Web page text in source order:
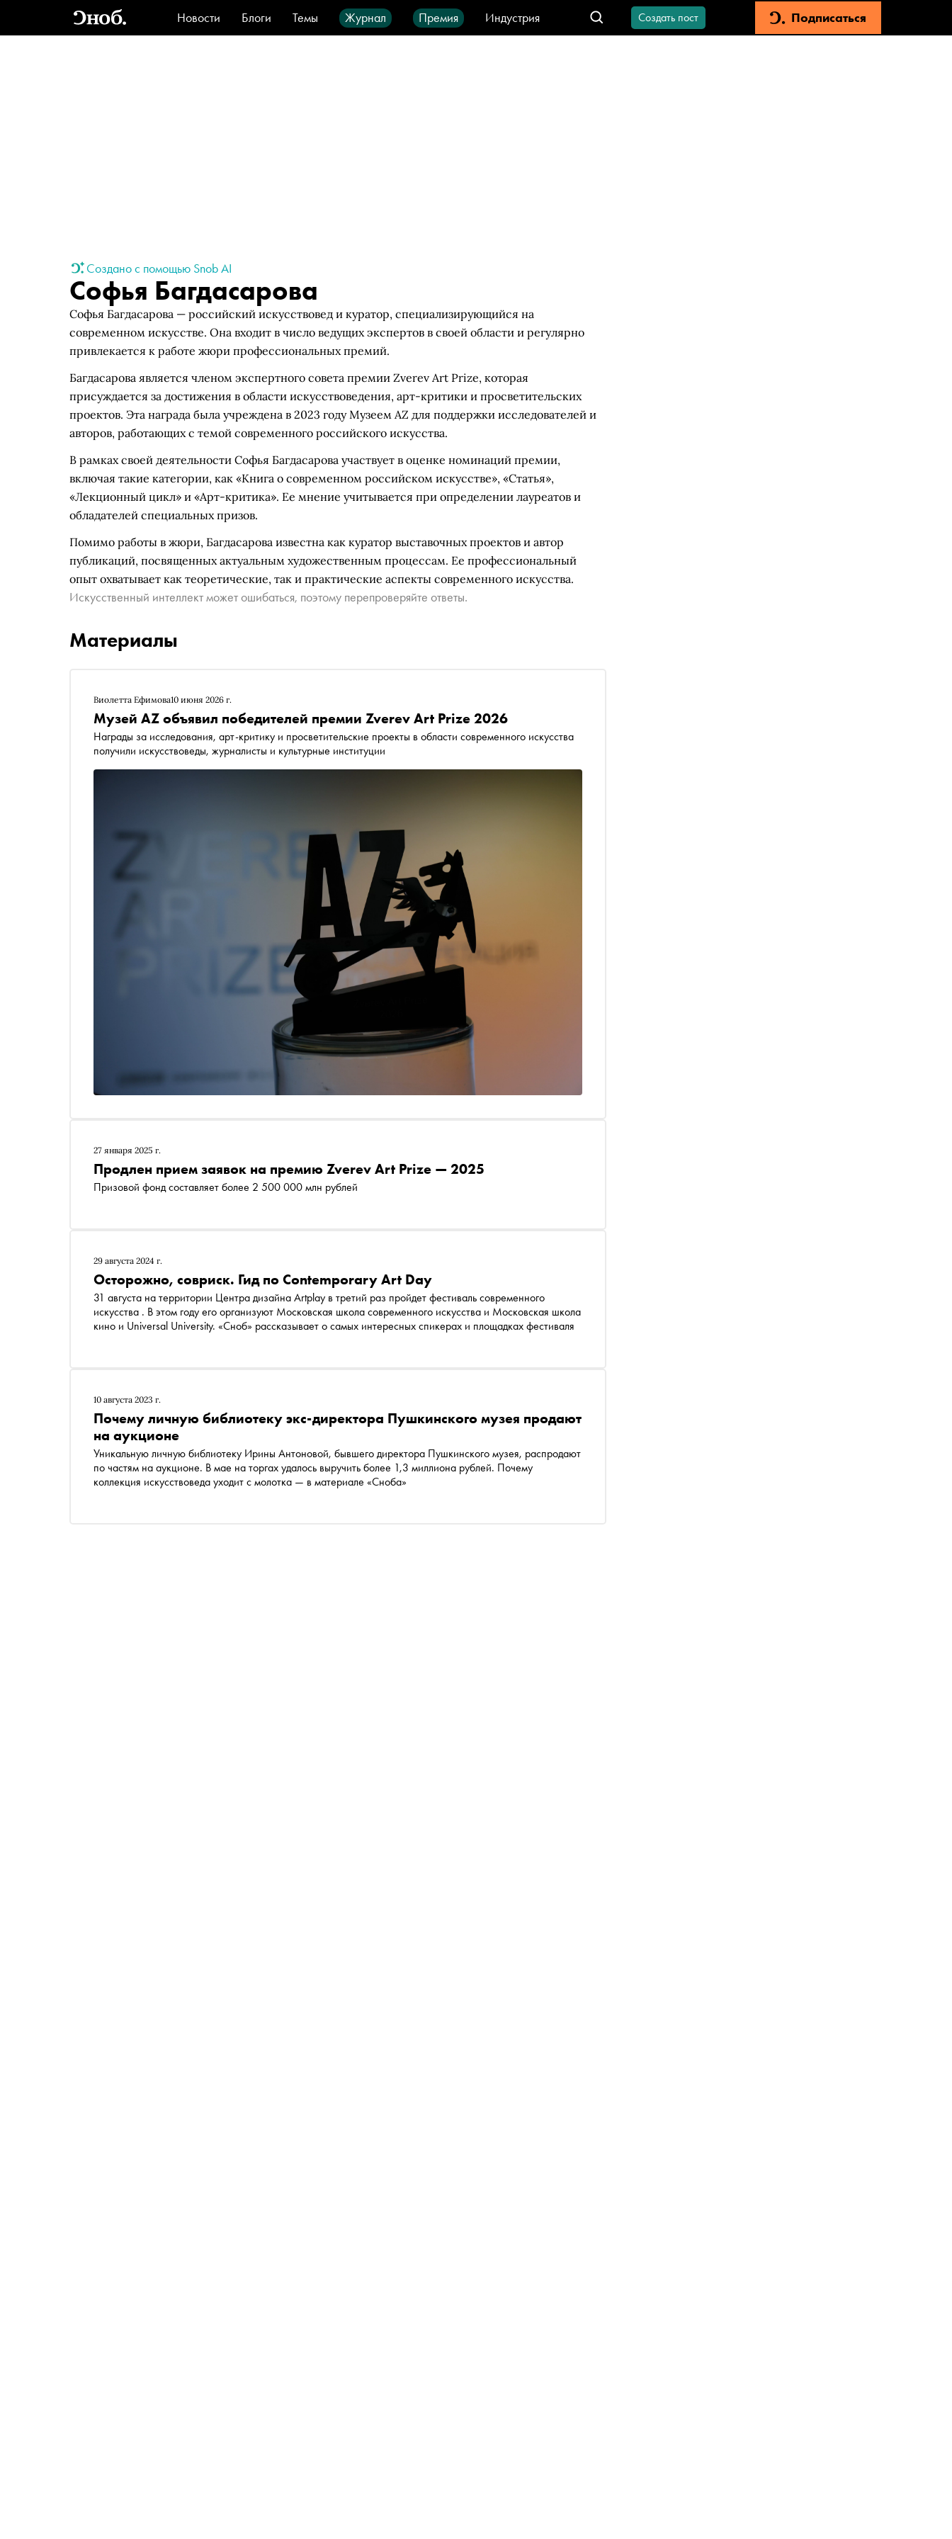
Новости Блоги Темы Журнал Премия
Индустрия
Стиль
Видео Город IT-продукты
Создать пост Подписаться
Создано с помощью Snob AI
Софья Багдасарова
Софья Багдасарова — российский искусствовед и куратор, специализирующийся на
современном искусстве. Она входит в число ведущих экспертов в своей области и регулярно
привлекается к работе жюри профессиональных премий.
Багдасарова является членом экспертного совета премии Zverev Art Prize, которая
присуждается за достижения в области искусствоведения, арт-критики и просветительских
проектов. Эта награда была учреждена в 2023 году Музеем AZ для поддержки исследователей и
авторов, работающих с темой современного российского искусства.
В рамках своей деятельности Софья Багдасарова участвует в оценке номинаций премии,
включая такие категории, как «Книга о современном российском искусстве», «Статья»,
«Лекционный цикл» и «Арт-критика». Ее мнение учитывается при определении лауреатов и
обладателей специальных призов.
Помимо работы в жюри, Багдасарова известна как куратор выставочных проектов и автор
публикаций, посвященных актуальным художественным процессам. Ее профессиональный
опыт охватывает как теоретические, так и практические аспекты современного искусства.
Искусственный интеллект может ошибаться, поэтому перепроверяйте ответы.
Материалы
Виолетта Ефимова10 июня 2026 г.
Музей AZ объявил победителей премии Zverev Art Prize 2026
Награды за исследования, арт-критику и просветительские проекты в области современного искусства
получили искусствоведы, журналисты и культурные институции
27 января 2025 г.
Продлен прием заявок на премию Zverev Art Prize — 2025
Призовой фонд составляет более 2 500 000 млн рублей
29 августа 2024 г.
Осторожно, совриск. Гид по Contemporary Art Day
31 августа на территории Центра дизайна Artplay в третий раз пройдет фестиваль современного
искусства . В этом году его организуют Московская школа современного искусства и Московская школа
кино и Universal University. «Сноб» рассказывает о самых интересных спикерах и площадках фестиваля
10 августа 2023 г.
Почему личную библиотеку экс-директора Пушкинского музея продают
на аукционе
Уникальную личную библиотеку Ирины Антоновой, бывшего директора Пушкинского музея, распродают
по частям на аукционе. В мае на торгах удалось выручить более 1,3 миллиона рублей. Почему
коллекция искусствоведа уходит с молотка — в материале «Сноба»